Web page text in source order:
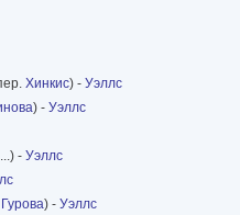
Хинкис) - Уэллс
) - Уэллс
- Уэллс
Гурова) - Уэллс